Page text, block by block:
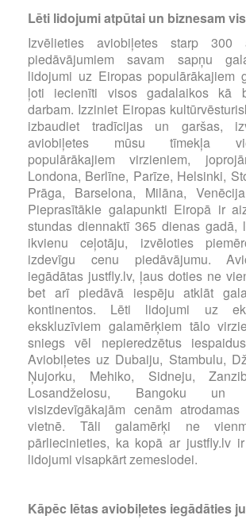
Lēti lidojumi atpūtai un biznesam
Izvēlieties aviobiļetes starp 300
piedāvājumiem savam sapņu
lidojumi uz Eiropas populārākajiem
ļoti iecienīti visos gadalaikos kā
darbam. Izziniet Eiropas
izbaudiet tradīcijas un garšas,
aviobiļetes mūsu tīmekļa
populārākajiem virzieniem,
Londona, Berlīne, Parīze, Helsinki,
Prāga, Barselona, Milāna,
Pieprasītākie galapunkti Eiropā ir
stundas diennaktī 365 dienas gadā,
ikvienu ceļotāju, izvēloties
izdevīgu cenu piedāvājumu.
iegādātas justfly.lv, ļaus doties ne
bet arī piedāvā iespēju atklāt
kontinentos. Lēti lidojumi uz
ekskluzīviem galamērķiem tālo
sniegs vēl nepieredzētus
Aviobiļetes uz Dubaiju, Stambulu,
Ņujorku, Mehiko, Sidneju,
Losandželosu, Bangoku
visizdevīgākajām cenām
vietnē. Tāli galamērķi ne
pārliecinieties, ka kopā ar justfly.lv
lidojumi visapkārt zemeslodei.
Kāpēc lētas aviobiļetes iegādāties